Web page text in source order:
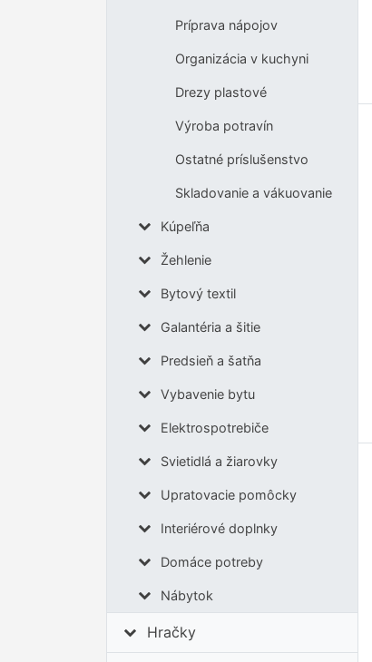
Príprava nápojov
Organizácia v kuchyni
Drezy plastové
Výroba potravín
Ostatné príslušenstvo
Skladovanie a vákuovanie
Kúpeľňa
Žehlenie
Bytový textil
Galantéria a šitie
Predsieň a šatňa
Vybavenie bytu
Elektrospotrebiče
Svietidlá a žiarovky
Upratovacie pomôcky
Interiérové doplnky
Domáce potreby
Nábytok
Hračky